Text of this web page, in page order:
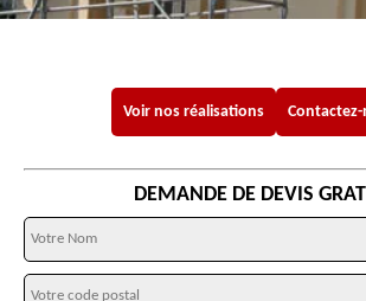
Voir nos réalisations
DEMANDE DE DEVIS